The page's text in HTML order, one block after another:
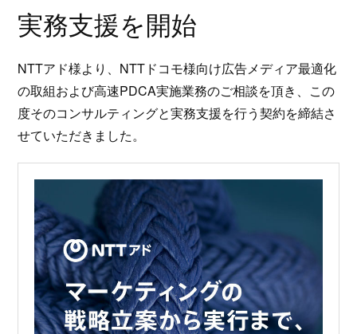
実務支援を開始
NTTアド様より、NTTドコモ様向け広告メディア最適化
の取組および高速PDCA実施業務のご相談を頂き、この
度そのコンサルティングと実務支援を行う契約を締結さ
せていただきました。